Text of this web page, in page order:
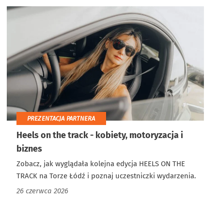
PREZENTACJA PARTNERA
Heels on the track - kobiety, motoryzacja i
biznes
Zobacz, jak wyglądała kolejna edycja HEELS ON THE
TRACK na Torze Łódź i poznaj uczestniczki wydarzenia.
26 czerwca 2026